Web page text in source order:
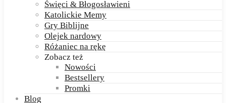
Święci & Błogosławieni
Katolickie Memy
Gry Biblijne
Olejek nardowy
Różaniec na rękę
Zobacz też
Nowości
Bestsellery
Promki
Blog